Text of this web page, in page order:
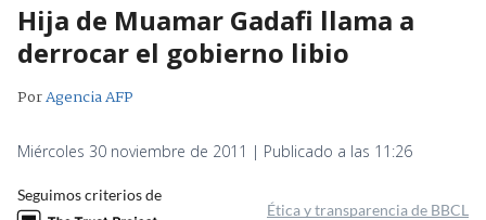
Hija de Muamar Gadafi llama a
derrocar el gobierno libio
PorAgencia AFP
Miércoles 30 noviembre de 2011 | Publicado a las 11:26
Seguimos criterios de
Ética y transparencia de BBCL